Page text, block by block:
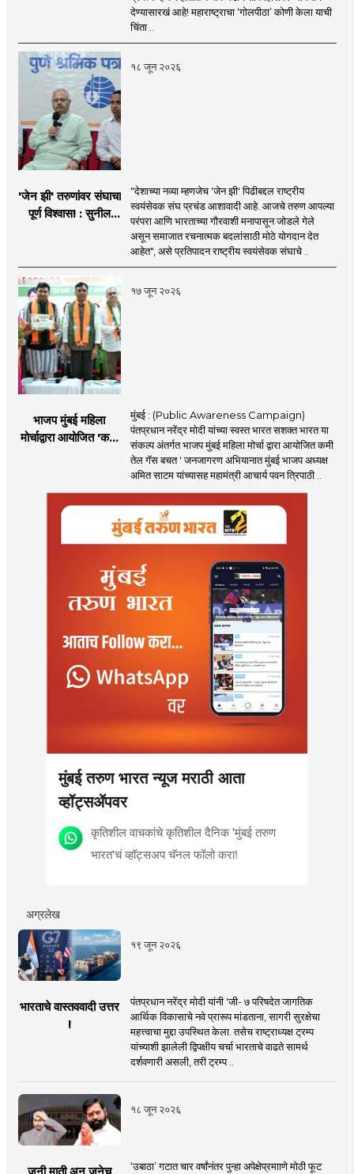
देण्यासारखं आहे! महाराष्ट्राचा ‘गोलपीठा’ कोणी केला याची
चिंता ..
१८ जून २०२६
'जेन झी' तरुणांवर संघाचा
पूर्ण विश्वास! : सुनील
"देशाच्या नव्या म्हणजेच 'जेन झी' पिढीबद्दल राष्ट्रीय
स्वयंसेवक संघ प्रचंड आशावादी आहे. आजचे तरुण आपल्या
परंपरा आणि भारताच्या गौरवाशी मनापासून जोडले गेले
असून समाजात रचनात्मक बदलांसाठी मोठे योगदान देत
आहेत", असे प्रतिपादन राष्ट्रीय स्वयंसेवक संघाचे ..
१७ जून २०२६
भाजप मुंबई महिला
मोर्चाद्वारा आयोजित 'कमी
मुंबई : (Public Awareness Campaign)
पंतप्रधान नरेंद्र मोदी यांच्या स्वस्त भारत सशक्त भारत या
संकल्प अंतर्गत भाजप मुंबई महिला मोर्चा द्वारा आयोजित कमी
तेल गॅस बचत ' जनजागरण अभियानात मुंबई भाजप अध्यक्ष
अमित साटम यांच्यासह महामंत्री आचार्य पवन त्रिपाठी ..
मुंबई तरुण भारत न्यूज मराठी आता
व्हॉट्सॲपवर
कृतिशील वाचकांचे कृतिशील दैनिक 'मुंबई तरुण
भारत'चं व्हॉट्सअप चॅनल फॉलो करा!
अग्रलेख
१९ जून २०२६
भारताचे वास्तववादी उत्तर
!
पंतप्रधान नरेंद्र मोदी यांनी 'जी- ७ परिषदेत जागतिक
आर्थिक विकासाचे नवे प्रारूप मांडताना, सागरी सुरक्षेचा
महत्त्वाचा मुद्दा उपस्थित केला. तसेच राष्ट्राध्यक्ष ट्रम्प
यांच्याशी झालेली द्विपक्षीय चर्चा भारताचे वाढते सामर्थ
दर्शवणारी असली, तरी ट्रम्प ..
१८ जून २०२६
‘उबाठा’ गटात चार वर्षांनंतर पुन्हा अपेक्षेप्रमााणे मोठी फूट